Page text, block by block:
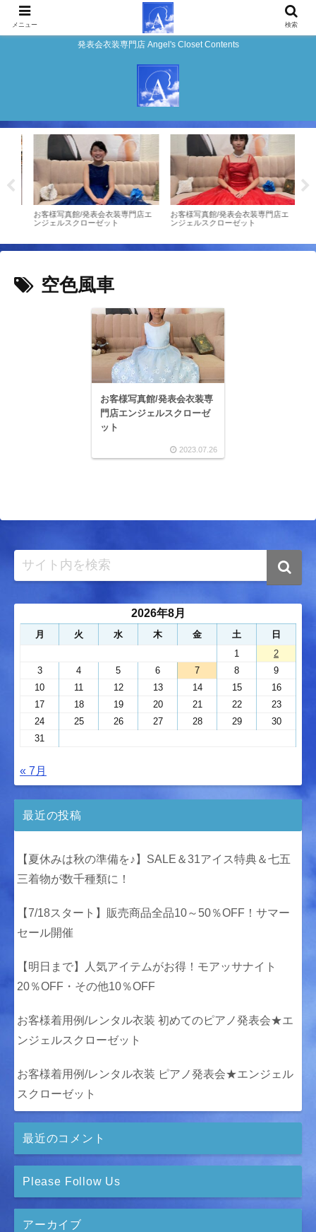
発表会衣装専門店 Angel's Closet Contents
お客様写真館/発表会衣装専門店エ
ンジェルスクローゼット
お客様写真館/発表会衣装専門店エ
ンジェルスクローゼット
空色風車
お客様写真館/発表会衣装専
門店エンジェルスクローゼ
ット
2023.07.26
2026年8月
月 火 水 木 金 土
日
1
2
3
4 5 6 7 8
9
10
11 12 13 14 15
16
17
18 19 20 21 22
23
24
25 26 27 28 29
30
31
« 7月
最近の投稿
【夏休みは秋の準備を♪】SALE＆31アイス特典＆七五
三着物が数千種類に！
【7/18スタート】販売商品全品10～50％OFF！サマー
セール開催
【明日まで】人気アイテムがお得！モアッサナイト
20％OFF・その他10％OFF
お客様着用例/レンタル衣装 初めてのピアノ発表会★エ
ンジェルスクローゼット
お客様着用例/レンタル衣装 ピアノ発表会★エンジェル
スクローゼット
最近のコメント
Please Follow Us
アーカイブ
メニュー 検索